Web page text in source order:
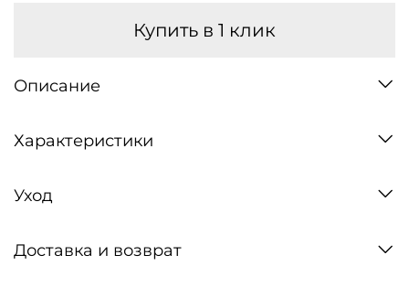
Купить в 1 клик
Описание
Характеристики
Уход
Доставка и возврат